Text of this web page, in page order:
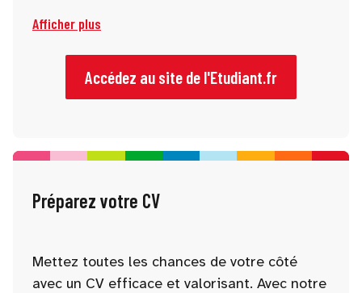
projet d’études. Nos outils vous
accompagnent à chaque étape pour mieux
comprendre les formations, les débouchés
et les parcours possibles.
Afficher plus
Accédez au site de l'Etudiant.fr
Préparez votre CV
Mettez toutes les chances de votre côté
avec un CV efficace et valorisant. Avec notre